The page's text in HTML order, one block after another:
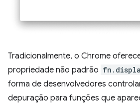
Tradicionalmente, o Chrome
propriedade não padrão
forma de desenvolvedores
depuração para funções que